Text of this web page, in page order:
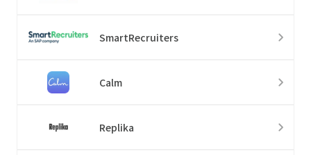
SmartRecruiters
Calm
Replika